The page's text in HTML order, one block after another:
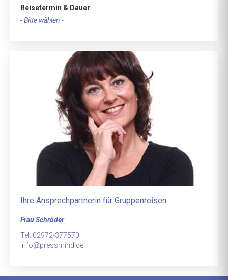
Reisetermin & Dauer
- Bitte wählen -
Ihre Ansprechpartnerin für Gruppenreisen:
Frau Schröder
Tel. 02972-377570
info@pressmind.de